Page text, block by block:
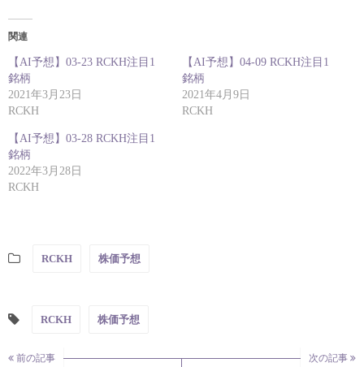
関連
【AI予想】03-23 RCKH注目1
銘柄
2021年3月23日
RCKH
【AI予想】04-09 RCKH注目1
銘柄
2021年4月9日
RCKH
【AI予想】03-28 RCKH注目1
銘柄
2022年3月28日
RCKH
RCKH 株価予想
RCKH 株価予想
前の記事 次の記事